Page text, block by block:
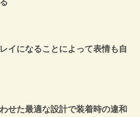
イになることによって表情も自
せた最適な設計で装着時の違和